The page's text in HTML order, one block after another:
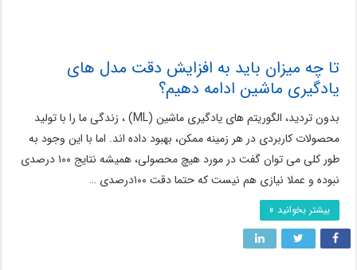
تا چه میزان باید به افزایش دقت مدل های
یادگیری ماشین ادامه دهیم؟
بدون تردید، الگوریتم های یادگیری ماشین (ML) ، زندگی ما را با تولید
محصولات کاربردی در هر زمینه ممکن، بهبود داده اند. اما با این وجود به
طور کلی می توان گفت در مورد هیچ محصولی، همیشه نتایج ۱۰۰ درصدی
نبوده و عملا نیازی هم نیست که حتما دقت ۱۰۰درصدی …
بیشتر بخوانید »